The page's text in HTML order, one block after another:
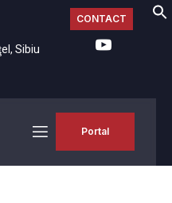
Sibiu
CONTACT
Portal